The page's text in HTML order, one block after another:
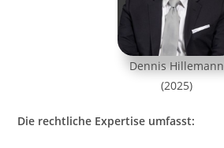
Dennis Hillemann
(2025)
Die rechtliche Expertise umfasst: